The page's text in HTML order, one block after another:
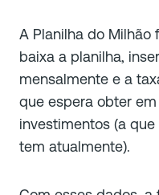
A Planilha do Milhão
baixa a planilha,
mensalmente e a
que espera obter
investimentos (a
tem atualmente).